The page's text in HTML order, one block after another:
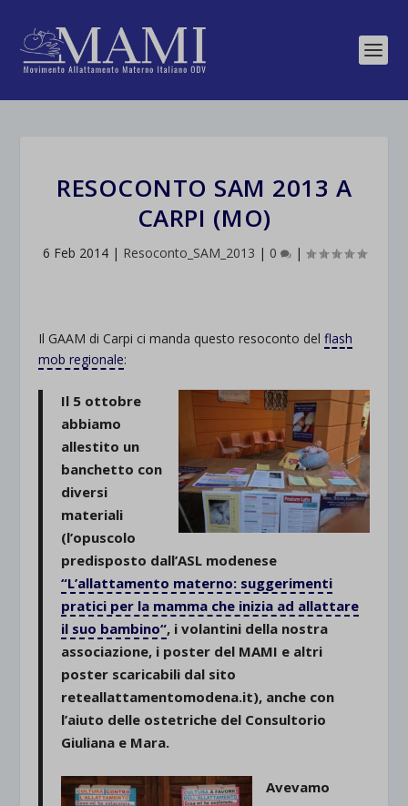
RESOCONTO SAM 2013 A
CARPI (MO)
6 Feb 2014| Resoconto_SAM_2013 | 0 |
Il GAAM di Carpi ci manda questo resoconto delflash
mob regionale:
Il 5 ottobre
abbiamo
allestito un
banchetto con
diversi
materiali
(l’opuscolo
predisposto dall’ASL modenese
“L’allattamento materno: suggerimenti
pratici per la mamma che inizia ad allattare
il suo bambino“, i volantini della nostra
associazione, i poster del MAMI e altri
poster scaricabili dal sito
reteallattamentomodena.it), anche con
l’aiuto delle ostetriche del Consultorio
Giuliana e Mara.
Avevamo